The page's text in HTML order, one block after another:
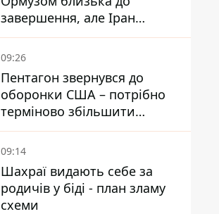
завершення, але Іран
висунув нові вимоги – ЗМІ
розкрили подробиці
09:26
Пентагон звернувся до
оборонки США – потрібно
терміново збільшити
виробництво озброєнь
09:14
Шахраї видають себе за
родичів у біді - план зламу
схеми